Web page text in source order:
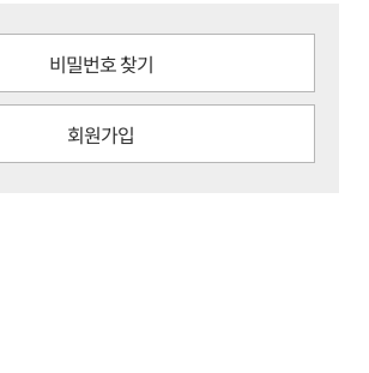
비밀번호 찾기
회원가입